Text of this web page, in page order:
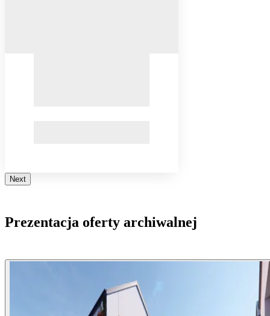
Next
Prezentacja oferty archiwalnej